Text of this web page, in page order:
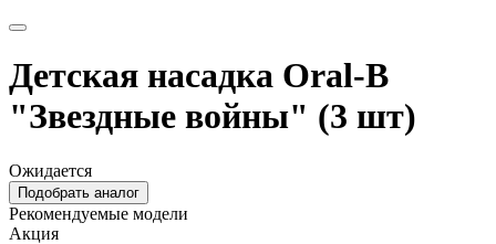
Детская насадка Oral-B
"Звездные войны" (3 шт)
Ожидается
Подобрать аналог
Рекомендуемые модели
Акция